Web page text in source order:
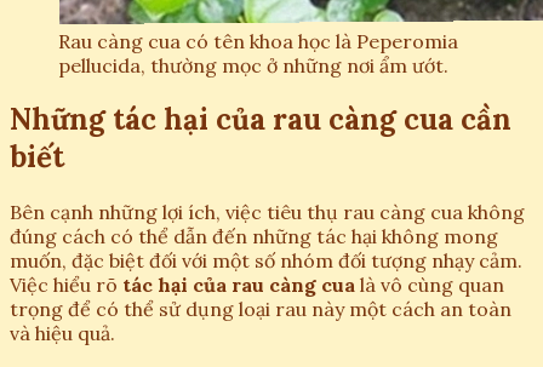
Rau càng cua có tên khoa học là Peperomia
pellucida, thường mọc ở những nơi ẩm ướt.
Những tác hại của rau càng cua cần
biết
Bên cạnh những lợi ích, việc tiêu thụ rau càng cua không
đúng cách có thể dẫn đến những tác hại không mong
muốn, đặc biệt đối với một số nhóm đối tượng nhạy cảm.
Việc hiểu rõ tác hại của rau càng cua là vô cùng quan
trọng để có thể sử dụng loại rau này một cách an toàn
và hiệu quả.